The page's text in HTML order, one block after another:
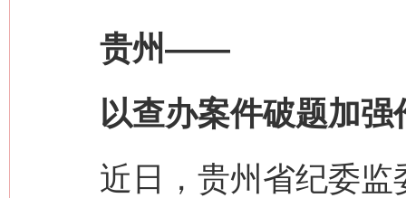
贵州——
以查办案件破题加强
近日，贵州省纪委监